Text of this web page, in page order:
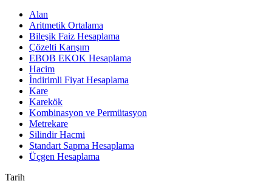
Alan
Aritmetik Ortalama
Bileşik Faiz Hesaplama
Çözelti Karışım
EBOB EKOK Hesaplama
Hacim
İndirimli Fiyat Hesaplama
Kare
Karekök
Kombinasyon ve Permütasyon
Metrekare
Silindir Hacmi
Standart Sapma Hesaplama
Üçgen Hesaplama
Tarih